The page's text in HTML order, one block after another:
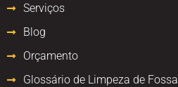
Serviços
Blog
Orçamento
Glossário de Limpeza de Fossa